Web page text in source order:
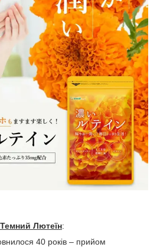
Лютеїн:
40 років – прийом